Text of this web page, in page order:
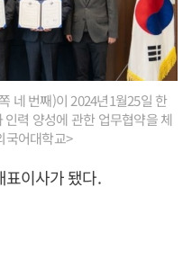
네 번째)이 2024년1월25일 한
력 양성에 관한 업무협약을 체
국어대학교>
이사가 됐다.